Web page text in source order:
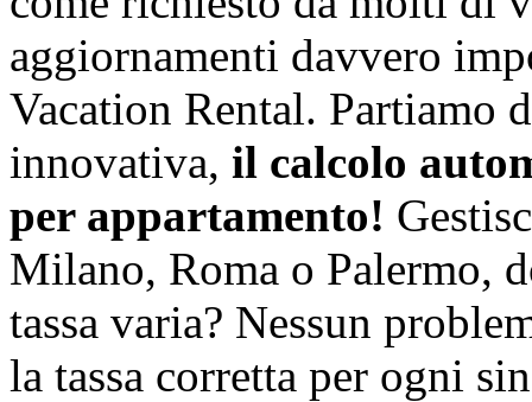
aggiornamenti davvero
Vacation Rental. Partiamo
innovativa, il calcolo
per appartamento!
Milano, Roma o Palermo,
tassa varia? Nessun
la tassa corretta per ogni